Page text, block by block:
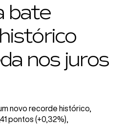
bate
nos juros
novo recorde histórico,
pontos (+0,32%),